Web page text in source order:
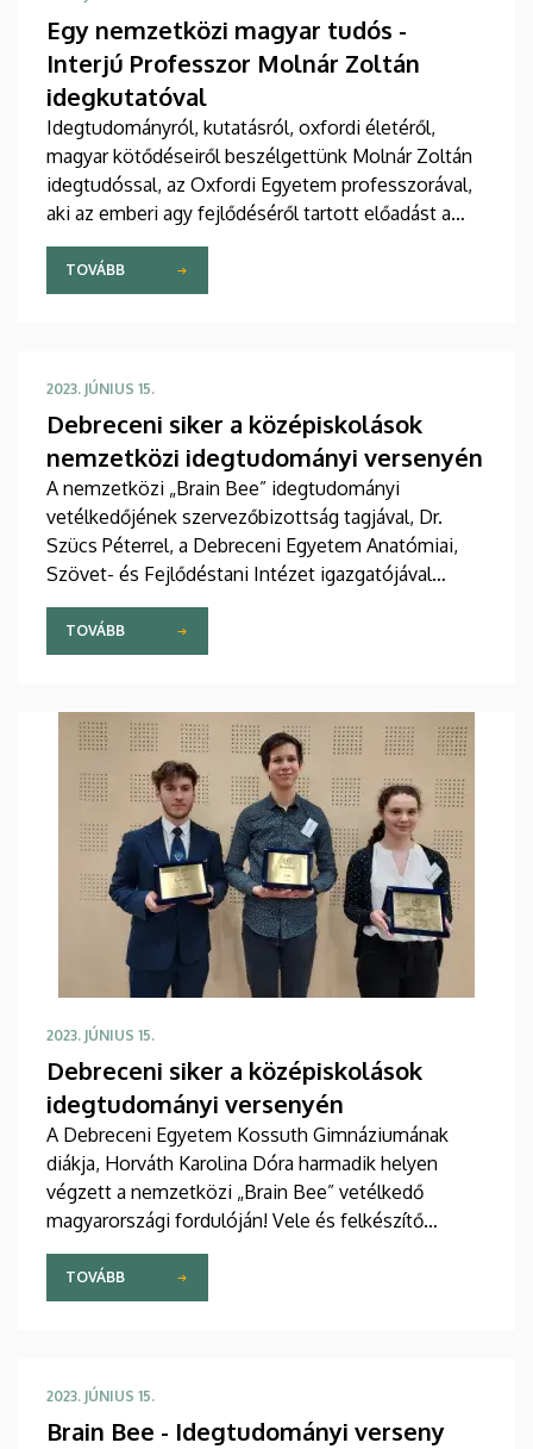
Egy nemzetközi magyar tudós -
Interjú Professzor Molnár Zoltán
idegkutatóval
Idegtudományról, kutatásról, oxfordi életéről,
magyar kötődéseiről beszélgettünk Molnár Zoltán
idegtudóssal, az Oxfordi Egyetem professzorával,
aki az emberi agy fejlődéséről tartott előadást a
Debreceni Egyetemen.
TOVÁBB
2023. JÚNIUS 15.
Debreceni siker a középiskolások
nemzetközi idegtudományi versenyén
A nemzetközi „Brain Bee” idegtudományi
vetélkedőjének szervezőbizottság tagjával, Dr.
Szücs Péterrel, a Debreceni Egyetem Anatómiai,
Szövet- és Fejlődéstani Intézet igazgatójával
beszélgettünk.
TOVÁBB
2023. JÚNIUS 15.
Debreceni siker a középiskolások
idegtudományi versenyén
A Debreceni Egyetem Kossuth Gimnáziumának
diákja, Horváth Karolina Dóra harmadik helyen
végzett a nemzetközi „Brain Bee” vetélkedő
magyarországi fordulóján! Vele és felkészítő
tanárával, Dr. Krakomperger Zsolttal beszélgettünk.
TOVÁBB
2023. JÚNIUS 15.
Brain Bee - Idegtudományi verseny